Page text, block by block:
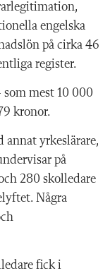
engelska
på cirka 46
register.
mest 10 000
kronor.
yrkeslärare,
på
280 skolledare
Några
fick i